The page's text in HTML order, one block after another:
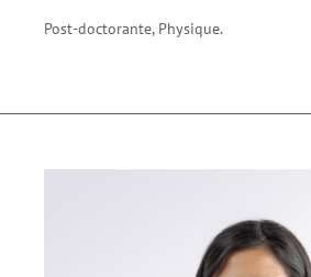
Post-doctorante, Physique.